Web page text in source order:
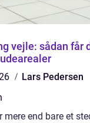
vejle: sådan får
Lars Pedersen
mere end bare et